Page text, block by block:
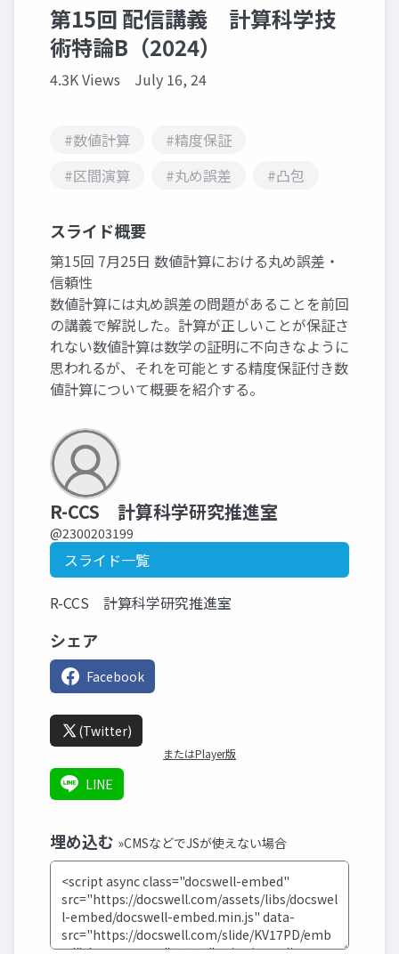
第15回 配信講義 計算科学技
術特論B（2024）
4.3K Views July 16, 24
#数値計算
#精度保証
#区間演算
#丸め誤差 #凸包
スライド概要
第15回 7月25日 数値計算における丸め誤差・
信頼性
数値計算には丸め誤差の問題があることを前回
の講義で解説した。計算が正しいことが保証さ
れない数値計算は数学の証明に不向きなように
思われるが、それを可能とする精度保証付き数
値計算について概要を紹介する。
R-CCS 計算科学研究推進室
@2300203199
スライド一覧
R-CCS 計算科学研究推進室
シェア
Facebook
(Twitter)
またはPlayer版
LINE
埋め込む »CMSなどでJSが使えない場合